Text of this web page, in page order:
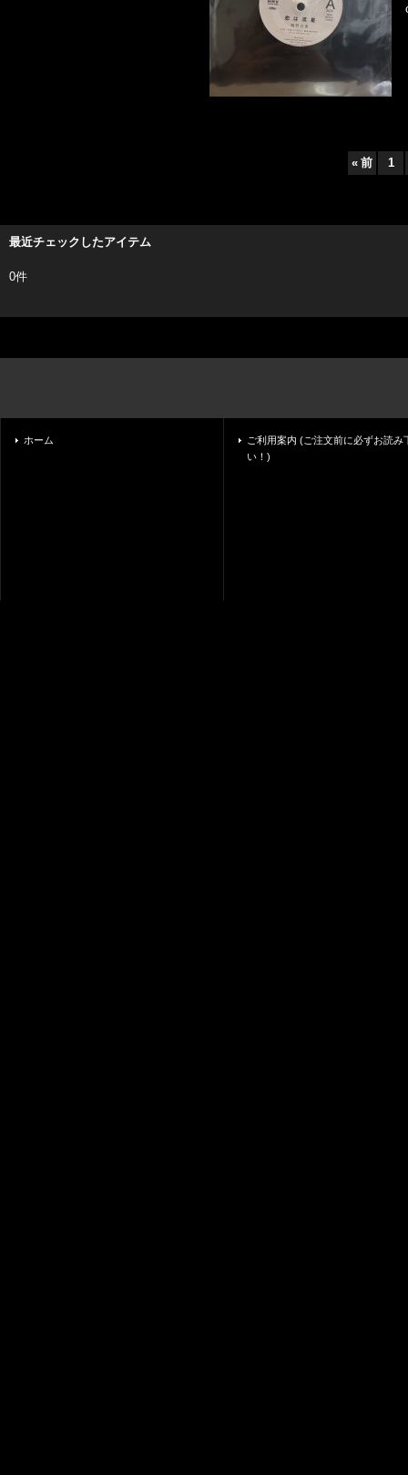
« 前 1
最近チェックしたアイテム
0件
ホーム
ご利用案内 (ご注文前に必ずお読み
い！)